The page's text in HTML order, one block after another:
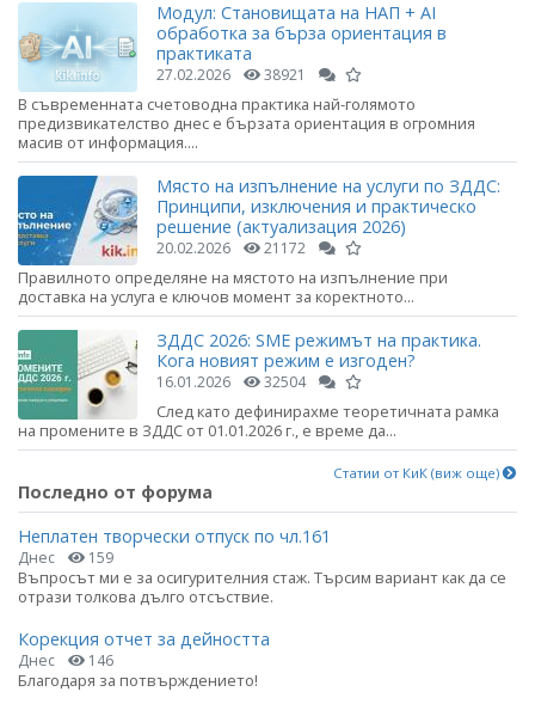
Модул: Становищата на НАП + AI
обработка за бърза ориентация в
практиката
27.02.2026 38921
В съвременната счетоводна практика най-голямото
предизвикателство днес е бързата ориентация в огромния
масив от информация....
Място на изпълнение на услуги по ЗДДС:
Принципи, изключения и практическо
решение (актуализация 2026)
20.02.2026 21172
Правилното определяне на мястото на изпълнение при
доставка на услуга е ключов момент за коректното...
ЗДДС 2026: SME режимът на практика.
Кога новият режим е изгоден?
16.01.2026 32504
След като дефинирахме теоретичната рамка
на промените в ЗДДС от 01.01.2026 г., е време да...
Статии от КиК (виж още)
Последно от форума
Неплатен творчески отпуск по чл.161
Днес 159
Въпросът ми е за осигурителния стаж. Търсим вариант как да се
отрази толкова дълго отсъствие.
Корекция отчет за дейността
Днес 146
Благодаря за потвърждението!